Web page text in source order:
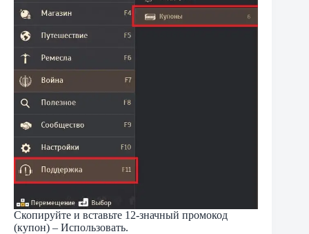
Скопируйте и вставьте 12-значный промокод
(купон) – Использовать.